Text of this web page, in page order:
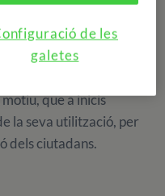
del Parlament Europeu
que a inicis
la seva utilització, per
dels ciutadans.
de les
galetes